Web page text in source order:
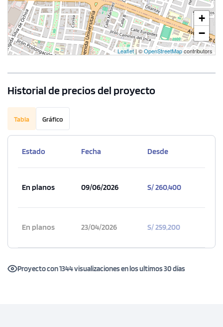
Modelo Tipo 1103
116.20 m² Piso 11
3 dorms. 3 baños
S/ 632,180
+
−
Leaflet | ©OpenStreetMapcontributors
Historial de precios del proyecto
Tabla Gráfico
Estado Fecha Desde
En planos 09/06/2026 S/ 260,400
En planos 23/04/2026 S/ 259,200
Proyecto con 1344 visualizaciones en los ultimos 30 días